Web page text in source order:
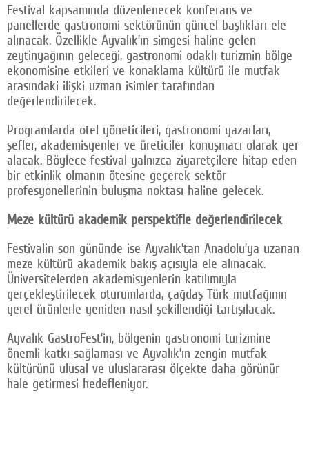
Festival kapsamında düzenlenecek konferans ve
panellerde gastronomi sektörünün güncel başlıkları ele
alınacak. Özellikle Ayvalık’ın simgesi haline gelen
zeytinyağının geleceği, gastronomi odaklı turizmin bölge
ekonomisine etkileri ve konaklama kültürü ile mutfak
arasındaki ilişki uzman isimler tarafından
değerlendirilecek.
Programlarda otel yöneticileri, gastronomi yazarları,
şefler, akademisyenler ve üreticiler konuşmacı olarak yer
alacak. Böylece festival yalnızca ziyaretçilere hitap eden
bir etkinlik olmanın ötesine geçerek sektör
profesyonellerinin buluşma noktası haline gelecek.
Meze kültürü akademik perspektifle değerlendirilecek
Festivalin son gününde ise Ayvalık’tan Anadolu’ya uzanan
meze kültürü akademik bakış açısıyla ele alınacak.
Üniversitelerden akademisyenlerin katılımıyla
gerçekleştirilecek oturumlarda, çağdaş Türk mutfağının
yerel ürünlerle yeniden nasıl şekillendiği tartışılacak.
Ayvalık GastroFest’in, bölgenin gastronomi turizmine
önemli katkı sağlaması ve Ayvalık’ın zengin mutfak
kültürünü ulusal ve uluslararası ölçekte daha görünür
hale getirmesi hedefleniyor.